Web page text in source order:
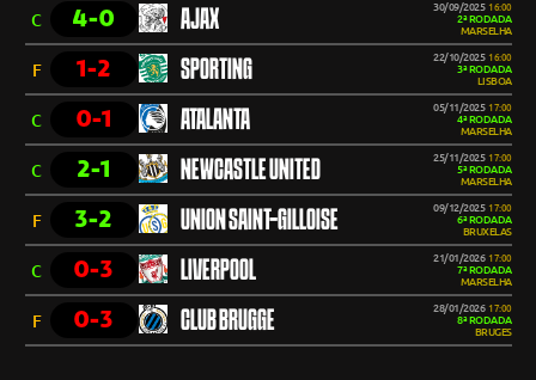
C 4-0 AJAX 30/09/2025 16:00
2ª RODADA
MARSELHA
F 1-2 SPORTING 22/10/2025 16:00
3ª RODADA
LISBOA
C 0-1 ATALANTA 05/11/2025 17:00
4ª RODADA
MARSELHA
C 2-1 NEWCASTLE UNITED 25/11/2025 17:00
5ª RODADA
MARSELHA
F 3-2 UNION SAINT-GILLOISE 09/12/2025 17:00
6ª RODADA
BRUXELAS
C 0-3 LIVERPOOL 21/01/2026 17:00
7ª RODADA
MARSELHA
F 0-3 CLUB BRUGGE 28/01/2026 17:00
8ª RODADA
BRUGES